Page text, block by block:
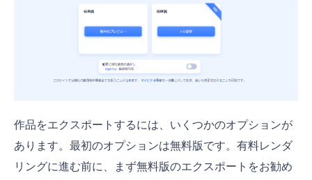
作品をエクスポートするには、いくつかのオプションが
あります。最初のオプションは無料版です。有料レンダ
リングに進む前に、まず無料版のエクスポートをお勧め